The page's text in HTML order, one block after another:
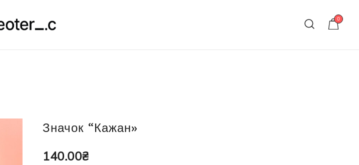
0
Значок “Кажан»
140.00₴